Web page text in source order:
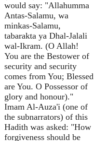
would say: "Allahumma
Antas-Salamu, wa
minkas-Salamu,
tabarakta ya Dhal-Jalali
wal-Ikram. (O Allah!
You are the Bestower of
security and security
comes from You; Blessed
are You. O Possessor of
glory and honour)."
Imam Al-Auza'i (one of
the subnarrators) of this
Hadith was asked: "How
forgiveness should be